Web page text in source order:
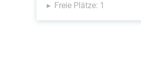
Freie Plätze: 1